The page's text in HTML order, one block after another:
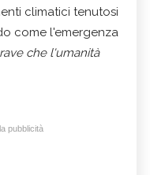
climatici tenutosi
come l'emergenza
che l'umanità
pubblicità